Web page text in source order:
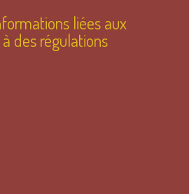
liées aux
des régulations